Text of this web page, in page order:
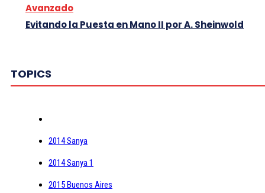
Avanzado
Evitando la Puesta en Mano II por A. Sheinwold
TOPICS
2014 Sanya
2014 Sanya 1
2015 Buenos Aires